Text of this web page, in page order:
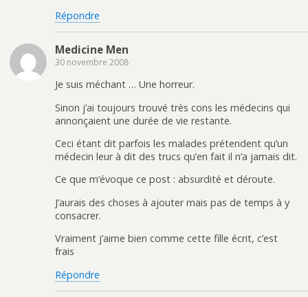
Répondre
Medicine Men
30 novembre 2008
Je suis méchant … Une horreur.
Sinon j’ai toujours trouvé très cons les médecins qui
annonçaient une durée de vie restante.
Ceci étant dit parfois les malades prétendent qu’un
médecin leur à dit des trucs qu’en fait il n’a jamais dit.
Ce que m’évoque ce post : absurdité et déroute.
J’aurais des choses à ajouter mais pas de temps à y
consacrer.
Vraiment j’aime bien comme cette fille écrit, c’est
frais
Répondre